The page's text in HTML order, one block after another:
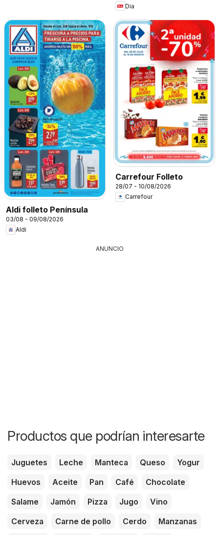
Dia
Aldi folleto Península
03/08 - 09/08/2026
Aldi
Carrefour Folleto
28/07 - 10/08/2026
Carrefour
ANUNCIO
Productos que podrían interesarte
Juguetes Leche Manteca Queso
Yogur
Huevos
Aceite Pan Café
Chocolate
Salame
Jamón Pizza Jugo
Vino
Cerveza
Carne de pollo Cerdo
Manzanas